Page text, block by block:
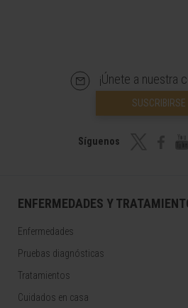
¡Únete a nuestra
SUSCRIBIRSE
Síguenos
ENFERMEDADES Y
Enfermedades
Pruebas diagnósticas
Tratamientos
Cuidados en casa